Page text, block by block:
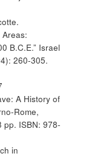
B.C.E.” Israel
260-305.
A History of
Rome,
pp. ISBN: 978-
in